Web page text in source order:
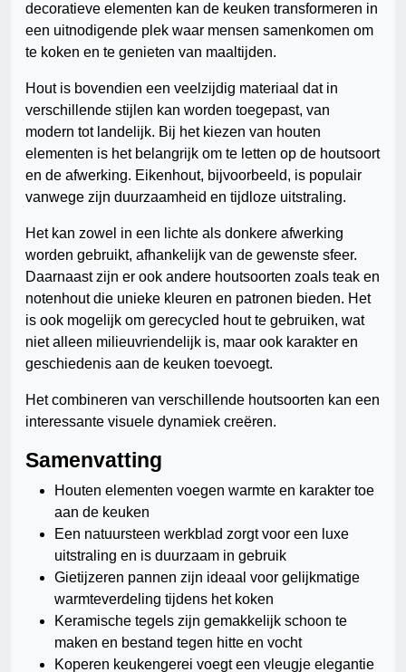
decoratieve elementen kan de keuken transformeren in
een uitnodigende plek waar mensen samenkomen om
te koken en te genieten van maaltijden.
Hout is bovendien een veelzijdig materiaal dat in
verschillende stijlen kan worden toegepast, van
modern tot landelijk. Bij het kiezen van houten
elementen is het belangrijk om te letten op de houtsoort
en de afwerking. Eikenhout, bijvoorbeeld, is populair
vanwege zijn duurzaamheid en tijdloze uitstraling.
Het kan zowel in een lichte als donkere afwerking
worden gebruikt, afhankelijk van de gewenste sfeer.
Daarnaast zijn er ook andere houtsoorten zoals teak en
notenhout die unieke kleuren en patronen bieden. Het
is ook mogelijk om gerecycled hout te gebruiken, wat
niet alleen milieuvriendelijk is, maar ook karakter en
geschiedenis aan de keuken toevoegt.
Het combineren van verschillende houtsoorten kan een
interessante visuele dynamiek creëren.
Samenvatting
Houten elementen voegen warmte en karakter toe
aan de keuken
Een natuursteen werkblad zorgt voor een luxe
uitstraling en is duurzaam in gebruik
Gietijzeren pannen zijn ideaal voor gelijkmatige
warmteverdeling tijdens het koken
Keramische tegels zijn gemakkelijk schoon te
maken en bestand tegen hitte en vocht
Koperen keukengerei voegt een vleugje elegantie